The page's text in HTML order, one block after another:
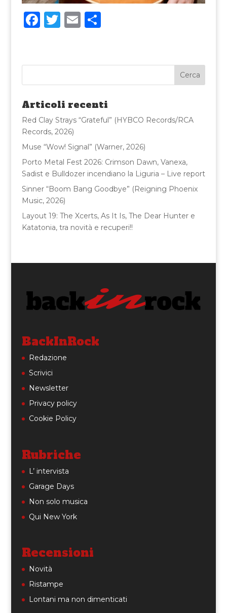
F
e
b
o
o
k
T
te
r
E
l
C
di
vi
di
Articoli recenti
Red Clay Strays “Grateful” (HYBCO Records/RCA
Records, 2026)
Muse “Wow! Signal” (Warner, 2026)
Porto Metal Fest 2026: Crimson Dawn, Vanexa,
Sadist e Bulldozer incendiano la Liguria – Live report
Sinner “Boom Bang Goodbye” (Reigning Phoenix
Music, 2026)
Layout 19: The Xcerts, As It Is, The Dear Hunter e
Katatonia, tra novità e recuperi!!
BackInRock
Redazione
Scrivici
Newsletter
Privacy policy
Cookie Policy
Rubriche
L’ intervista
Garage Days
Non solo musica
Qui New York
Recensioni
Novità
Ristampe
Lontani ma non dimenticati